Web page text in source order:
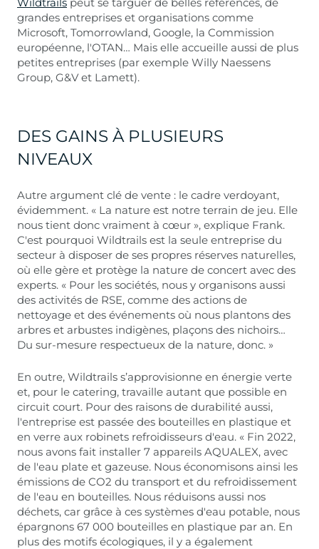
grandes entreprises et organisations comme
Microsoft, Tomorrowland, Google, la Commission
européenne, l'OTAN… Mais elle accueille aussi de plus
petites entreprises (par exemple Willy Naessens
Group, G&V et Lamett).
DES GAINS À PLUSIEURS
NIVEAUX
Autre argument clé de vente : le cadre verdoyant,
évidemment. « La nature est notre terrain de jeu. Elle
nous tient donc vraiment à cœur », explique Frank.
C'est pourquoi Wildtrails est la seule entreprise du
secteur à disposer de ses propres réserves naturelles,
où elle gère et protège la nature de concert avec des
experts. « Pour les sociétés, nous y organisons aussi
des activités de RSE, comme des actions de
nettoyage et des événements où nous plantons des
arbres et arbustes indigènes, plaçons des nichoirs…
Du sur-mesure respectueux de la nature, donc. »
En outre, Wildtrails s’approvisionne en énergie verte
et, pour le catering, travaille autant que possible en
circuit court. Pour des raisons de durabilité aussi,
l'entreprise est passée des bouteilles en plastique et
en verre aux robinets refroidisseurs d'eau. « Fin 2022,
nous avons fait installer 7 appareils AQUALEX, avec
de l'eau plate et gazeuse. Nous économisons ainsi les
émissions de CO2 du transport et du refroidissement
de l'eau en bouteilles. Nous réduisons aussi nos
déchets, car grâce à ces systèmes d'eau potable, nous
épargnons 67 000 bouteilles en plastique par an. En
plus des motifs écologiques, il y a également